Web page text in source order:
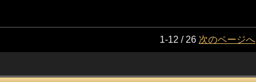
1-12 / 26 次のページへ